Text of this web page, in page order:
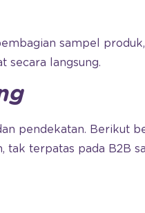
sampel
secara langsung.
pendekatan. Berikut
tak terpatas pada B2B